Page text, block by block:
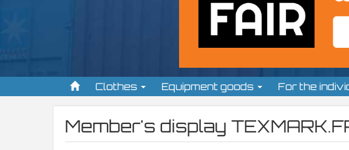
Clothes Equipment goods For the
Member's display